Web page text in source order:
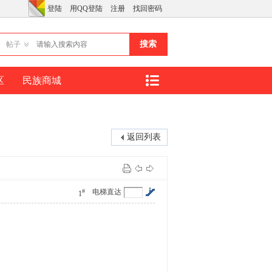
登陆 用QQ登陆 注册 找回密码
帖子 搜索
民族商城
返回列表
电梯直达
1#